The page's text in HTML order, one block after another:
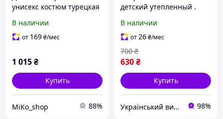
унисекс костюм турецкая
128, 128-134, 134-140,
140-146
В наличии
от 169₴/мес
1 015₴
Купить
MiKo_shop 88%
детский утепленный .
см-146 см.
В наличии
от26₴/мес
630₴
700 ₴
Купить
Український виробник дитячого одягу "Arisha" 98%